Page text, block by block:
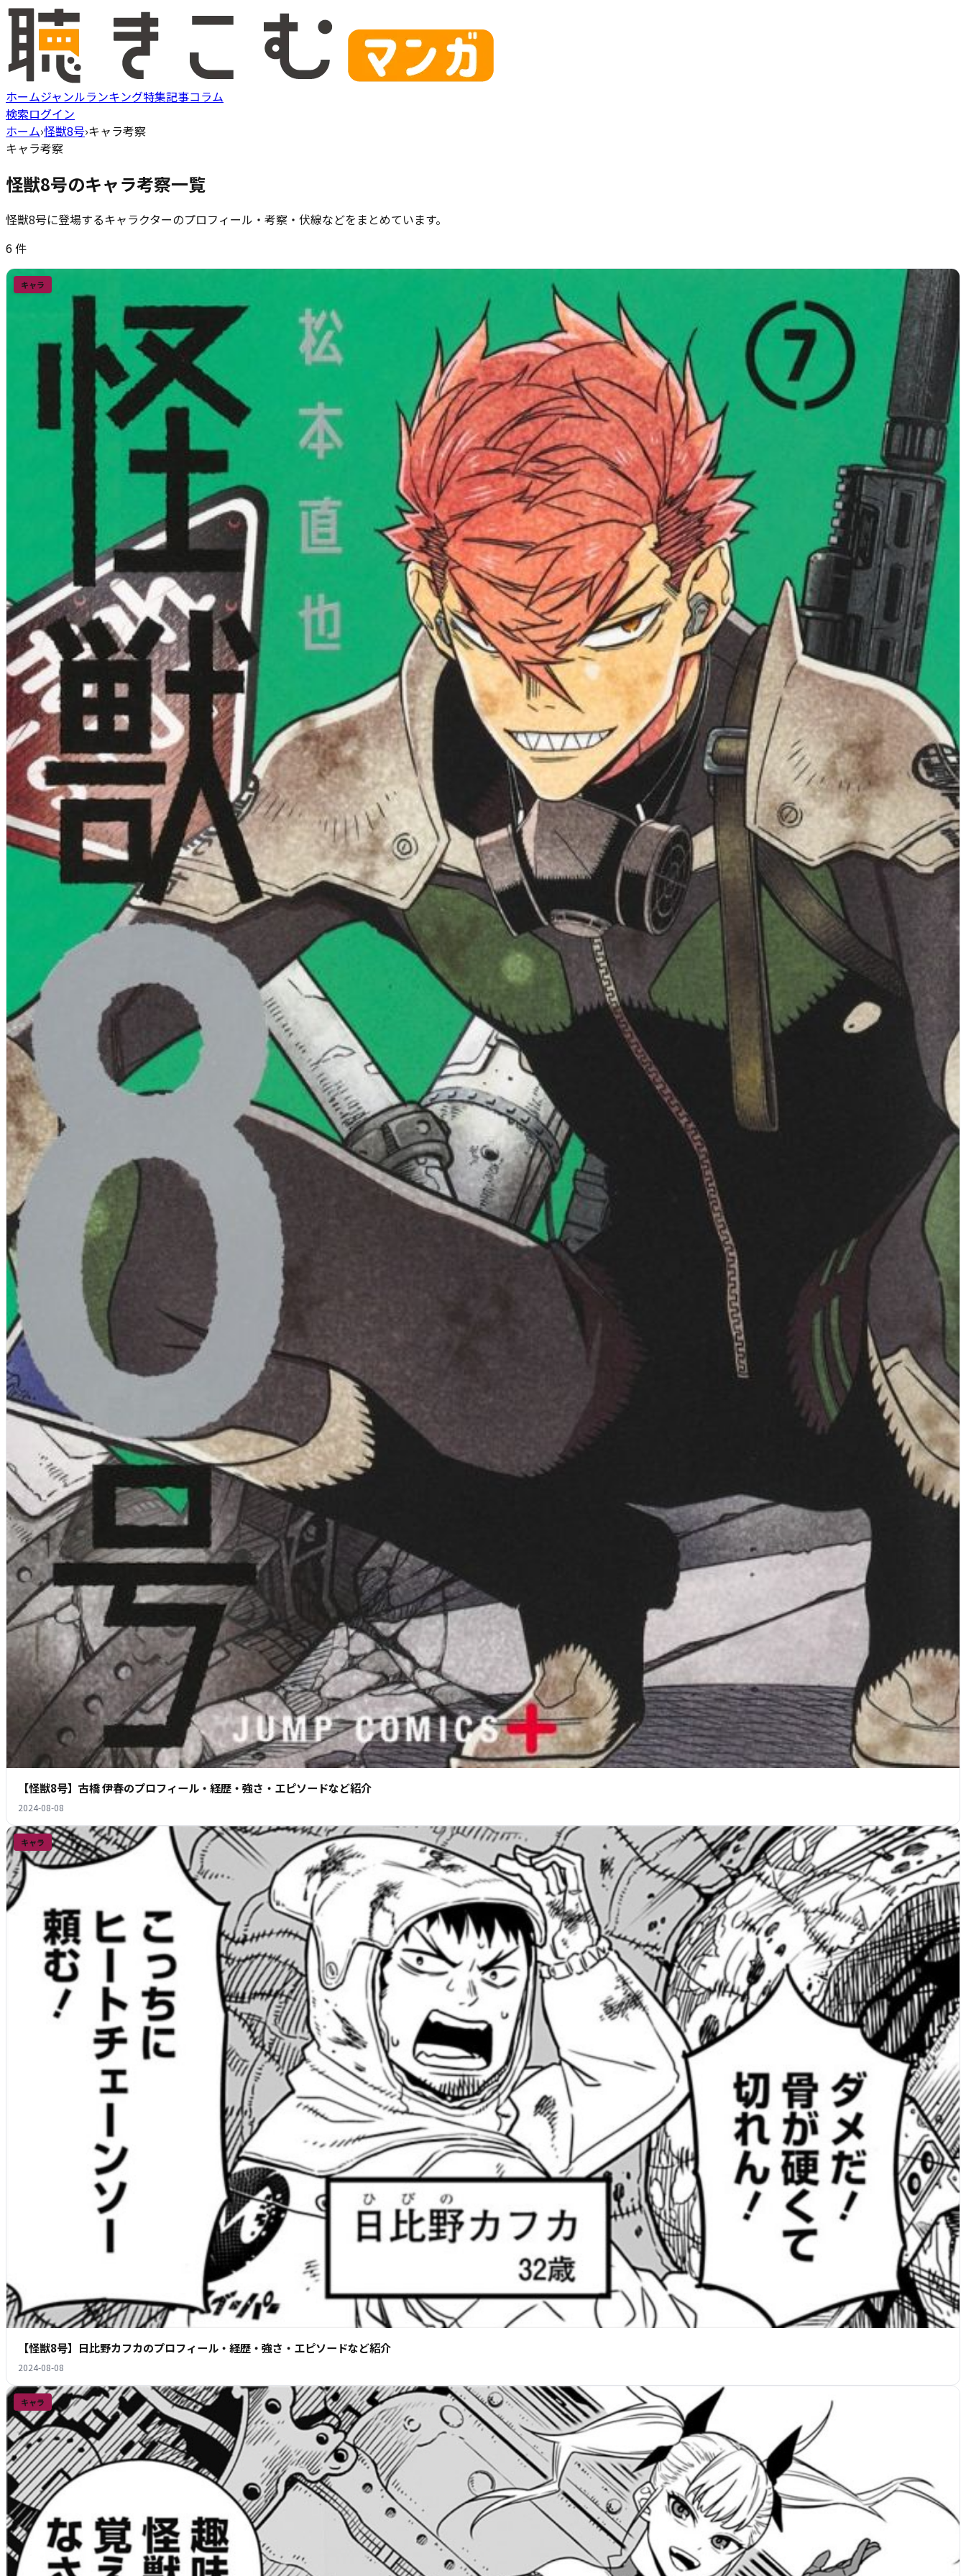
ホームジャンルランキング特集記事コラム
検索ログイン
ホーム›怪獣8号›キャラ考察
キャラ考察
怪獣8号のキャラ考察一覧
怪獣8号に登場するキャラクターのプロフィール・考察・伏線などをまとめています。
6件
キャラ
【怪獣8号】古橋 伊春のプロフィール・経歴・強さ・エピソードなど紹介
2024-08-08
キャラ
【怪獣8号】日比野カフカのプロフィール・経歴・強さ・エピソードなど紹介
2024-08-08
キャラ